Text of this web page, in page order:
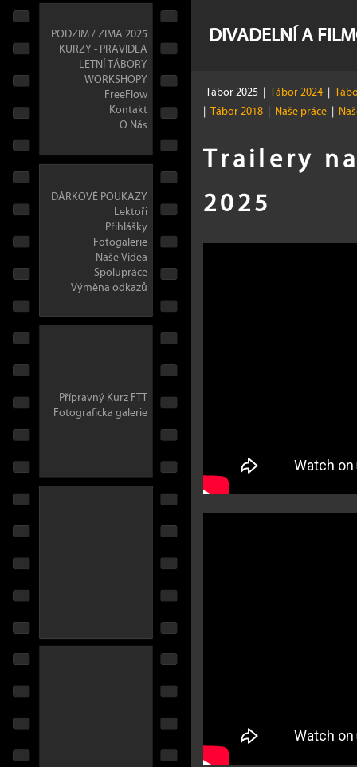
PODZIM / ZIMA 2025
KURZY - PRAVIDLA
LETNÍ TÁBORY
WORKSHOPY
FreeFlow
Kontakt
O Nás
DÁRKOVÉ POUKAZY
Lektoři
Přihlášky
Fotogalerie
Naše Videa
Spolupráce
Výměna odkazů
Přípravný Kurz FTT
Fotograficka galerie
DIVADELNÍ A
Tábor 2025 | Tábor 2024 |
| Tábor 2018 | Naše práce |
Trailery
2025